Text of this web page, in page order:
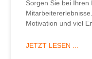
Sorgen Sie bei Ihren
Motivation und viel
JETZT LESEN ...